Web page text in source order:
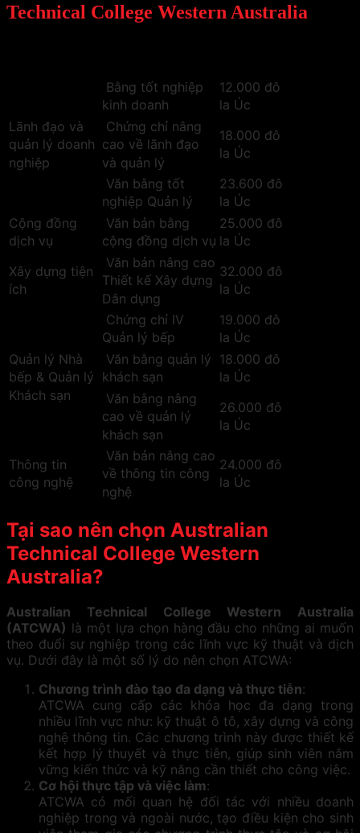
Technical College Western Australia
Lãnh đạo và
quản lý doanh
nghiệp
Bằng tốt nghiệp
kinh doanh
12.000 đô
la Úc
Chứng chỉ nâng
cao về lãnh đạo
và quản lý
18.000 đô
la Úc
Văn bằng tốt
nghiệp Quản lý
23.600 đô
la Úc
Cộng đồng
dịch vụ
Văn bản bằng
cộng đồng dịch vụ
25.000 đô
la Úc
Xây dựng tiện
ích
Văn bản nâng cao
Thiết kế Xây dựng
Dân dụng
32.000 đô
la Úc
Quản lý Nhà
bếp & Quản lý
Khách sạn
Chứng chỉ IV
Quản lý bếp
19.000 đô
la Úc
Văn bằng quản lý
khách sạn
18.000 đô
la Úc
Văn bằng nâng
cao về quản lý
khách sạn
26.000 đô
la Úc
Thông tin
công nghệ
Văn bản nâng cao
về thông tin công
nghệ
24.000 đô
la Úc
Tại sao nên chọn Australian
Technical College Western
Australia?
Australian Technical College Western Australia
(ATCWA) là một lựa chọn hàng đầu cho những ai muốn
theo đuổi sự nghiệp trong các lĩnh vực kỹ thuật và dịch
vụ. Dưới đây là một số lý do nên chọn ATCWA:
Chương trình đào tạo đa dạng và thực tiễn:
ATCWA cung cấp các khóa học đa dạng trong
nhiều lĩnh vực như: kỹ thuật ô tô, xây dựng và công
nghệ thông tin. Các chương trình này được thiết kế
kết hợp lý thuyết và thực tiễn, giúp sinh viên nắm
vững kiến thức và kỹ năng cần thiết cho công việc.
Cơ hội thực tập và việc làm:
ATCWA có mối quan hệ đối tác với nhiều doanh
nghiệp trong và ngoài nước, tạo điều kiện cho sinh